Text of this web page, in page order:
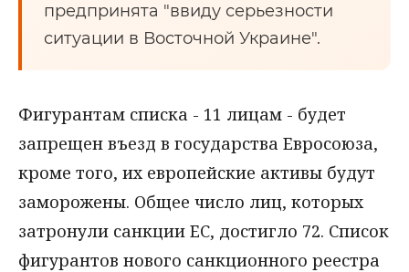
предпринята "ввиду серьезности
ситуации в Восточной Украине".
Фигурантам списка - 11 лицам - будет
запрещен въезд в государства Евросоюза,
кроме того, их европейские активы будут
заморожены. Общее число лиц, которых
затронули санкции ЕС, достигло 72. Список
фигурантов нового санкционного реестра